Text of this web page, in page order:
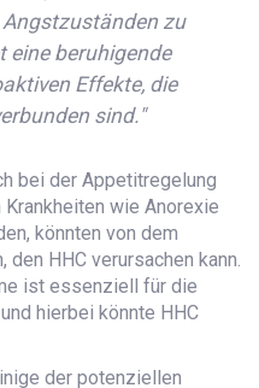
zu
eine beruhigende
Effekte, die
sind."
bei der Appetitregelung
wie Anorexie
könnten von dem
HHC verursachen kann.
ist essenziell für die
hierbei könnte HHC
der potenziellen